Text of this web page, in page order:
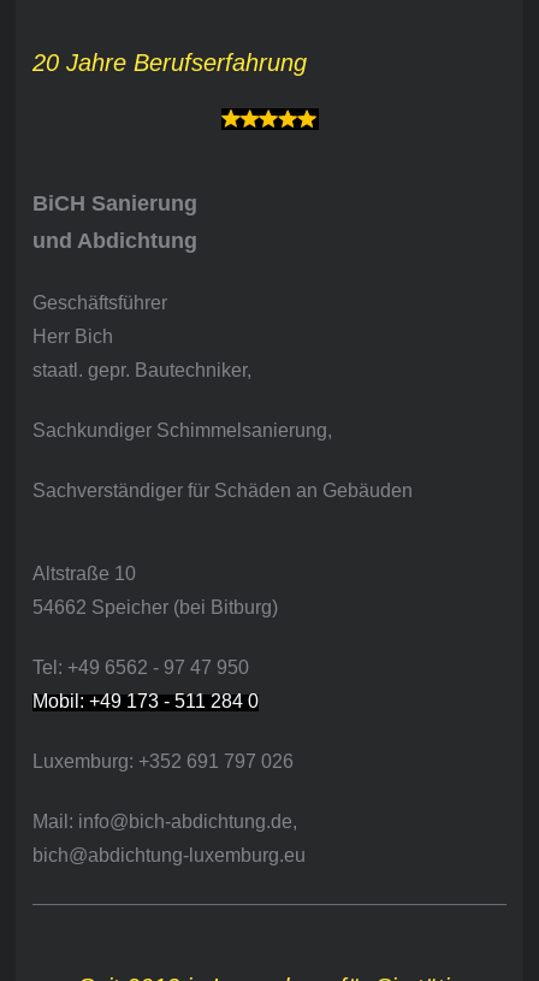
20 Jahre Berufserfahrung
BiCH Sanierung
und Abdichtung
Geschäftsführer
Herr Bich
staatl. gepr. Bautechniker,
Sachkundiger Schimmelsanierung,
Sachverständiger für Schäden an Gebäuden
Altstraße 10
54662 Speicher (bei Bitburg)
Tel: +49 6562 - 97 47 950
Mobil: +49 173 - 511 284 0
Luxemburg: +352 691 797 026
Mail: info@bich-abdichtung.de,
bich@abdichtung-luxemburg.eu